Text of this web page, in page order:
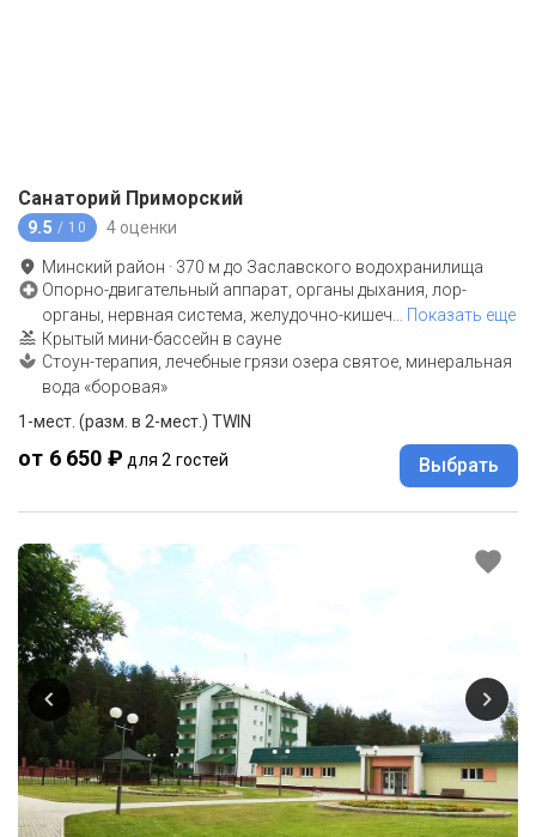
Санаторий Приморский
9.5 / 10 4 оценки
Минский район · 370 м до Заславского водохранилища
Опорно-двигательный аппарат, органы дыхания, лор-
органы, нервная система, желудочно-кишеч
Показать еще
Крытый мини-бассейн в сауне
Стоун-терапия, лечебные грязи озера святое, минеральная
вода «боровая»
1-мест. (разм. в 2-мест.) TWIN
от 6 650 ₽ для 2 гостей Выбрать